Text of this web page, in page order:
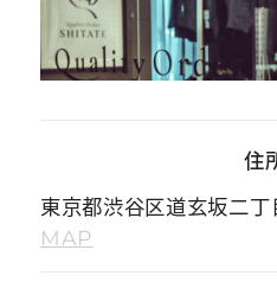
住
東京都渋谷区道玄坂二
MAP